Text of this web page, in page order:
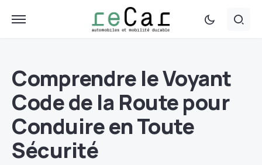
Comprendre le Voyant
Code de la Route pour
Conduire en Toute
Sécurité